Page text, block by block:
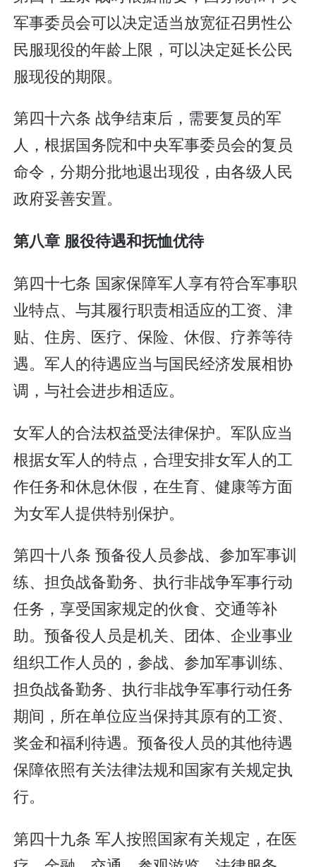
军事委员会可以决定适当放宽征召男性公
民服现役的年龄上限，可以决定延长公民
服现役的期限。
第四十六条 战争结束后，需要复员的军
人，根据国务院和中央军事委员会的复员
命令，分期分批地退出现役，由各级人民
政府妥善安置。
第八章 服役待遇和抚恤优待
第四十七条 国家保障军人享有符合军事职
业特点、与其履行职责相适应的工资、津
贴、住房、医疗、保险、休假、疗养等待
遇。军人的待遇应当与国民经济发展相协
调，与社会进步相适应。
女军人的合法权益受法律保护。军队应当
根据女军人的特点，合理安排女军人的工
作任务和休息休假，在生育、健康等方面
为女军人提供特别保护。
第四十八条 预备役人员参战、参加军事训
练、担负战备勤务、执行非战争军事行动
任务，享受国家规定的伙食、交通等补
助。预备役人员是机关、团体、企业事业
组织工作人员的，参战、参加军事训练、
担负战备勤务、执行非战争军事行动任务
期间，所在单位应当保持其原有的工资、
奖金和福利待遇。预备役人员的其他待遇
保障依照有关法律法规和国家有关规定执
行。
第四十九条 军人按照国家有关规定，在医